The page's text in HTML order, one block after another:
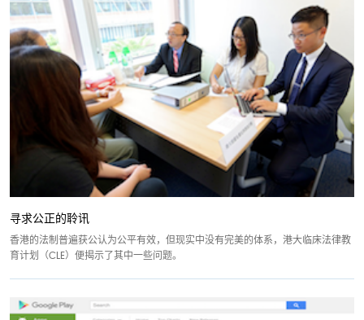
寻求公正的聆讯
香港的法制普遍获公认为公平有效，但现实中没有完美的体系，港大临床法律教
育计划（CLE）便揭示了其中一些问题。